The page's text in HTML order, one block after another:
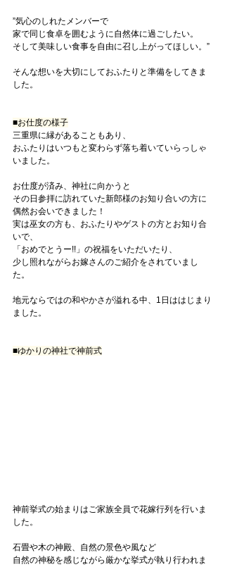
”気心のしれたメンバーで
家で同じ食卓を囲むように自然体に過ごしたい。
そして美味しい食事を自由に召し上がってほしい。”
そんな想いを大切にしておふたりと準備をしてきま
した。
■お仕度の様子
三重県に縁があることもあり、
おふたりはいつもと変わらず落ち着いていらっしゃ
いました。
お仕度が済み、神社に向かうと
その日参拝に訪れていた新郎様のお知り合いの方に
偶然お会いできました！
実は巫女の方も、おふたりやゲストの方とお知り合
いで、
「おめでとうー!!」の祝福をいただいたり、
少し照れながらお嫁さんのご紹介をされていまし
た。
地元ならではの和やかさが溢れる中、1日ははじまり
ました。
■ゆかりの神社で神前式
神前挙式の始まりはご家族全員で花嫁行列を行いま
した。
石畳や木の神殿、自然の景色や風など
自然の神秘を感じながら厳かな挙式が執り行われま